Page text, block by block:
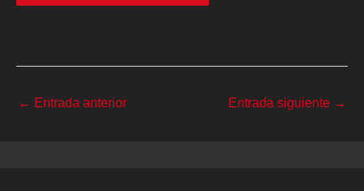
← Entrada anterior Entrada siguiente →